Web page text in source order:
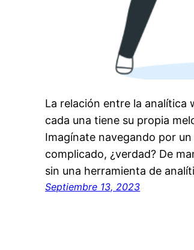
La relación entre la analítica
cada una tiene su propia
Imagínate navegando por
complicado, ¿verdad? De
sin una herramienta de
Septiembre 13, 2023